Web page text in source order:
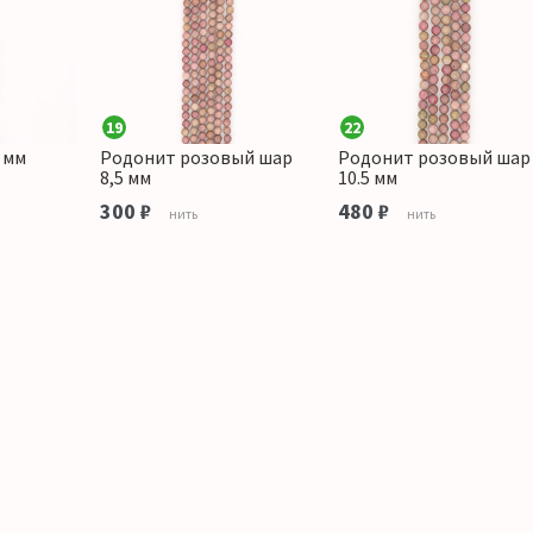
мм
19
Родонит розовый шар
8,5 мм
300 ₽ нить
22
Родонит розовый шар
10.5 мм
480 ₽ нить